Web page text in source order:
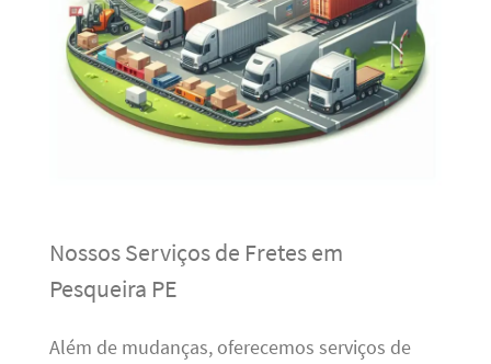
Nossos Serviços de Fretes em
Pesqueira PE
Além de mudanças, oferecemos serviços de